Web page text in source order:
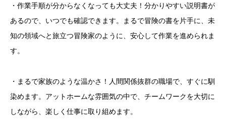
・作業手順が分からなくなっても大丈夫！分かりやすい説明書が
あるので、いつでも確認できます。まるで冒険の書を片手に、未
知の領域へと旅立つ冒険家のように、安心して作業を進められま
す。
・まるで家族のような温かさ！人間関係抜群の職場で、すぐに馴
染めます。アットホームな雰囲気の中で、チームワークを大切に
しながら、楽しく仕事に取り組めます。